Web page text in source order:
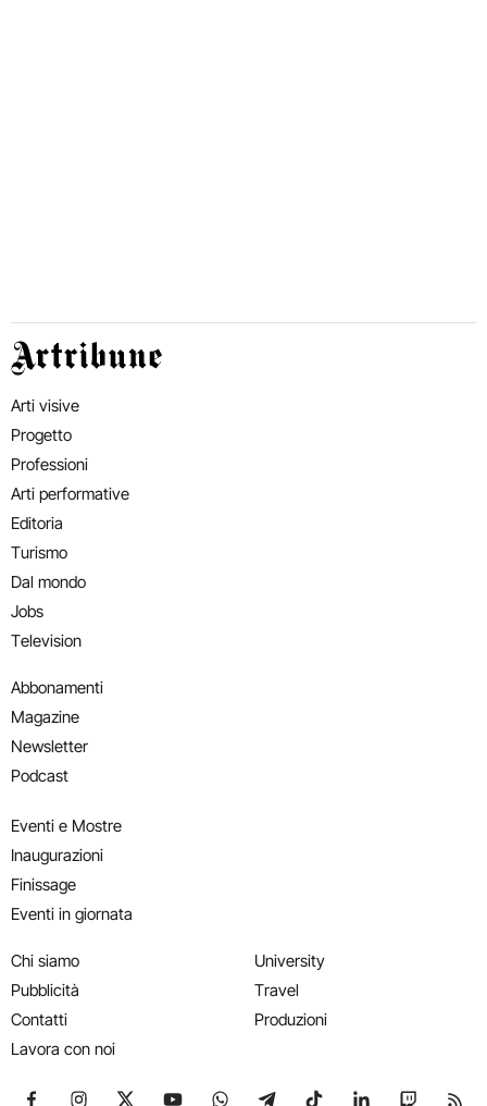
Artribune
Arti visive
Progetto
Professioni
Arti performative
Editoria
Turismo
Dal mondo
Jobs
Television
Abbonamenti
Magazine
Newsletter
Podcast
Eventi e Mostre
Inaugurazioni
Finissage
Eventi in giornata
Chi siamo
Pubblicità
Contatti
Lavora con noi
University
Travel
Produzioni
Seguici su Facebook
Seguici su Instagram
Seguici su X
Seguici su YouTube
Seguici su WhatsApp
Seguici su Telegram
Seguici su TikTok
Seguici su
Seguici